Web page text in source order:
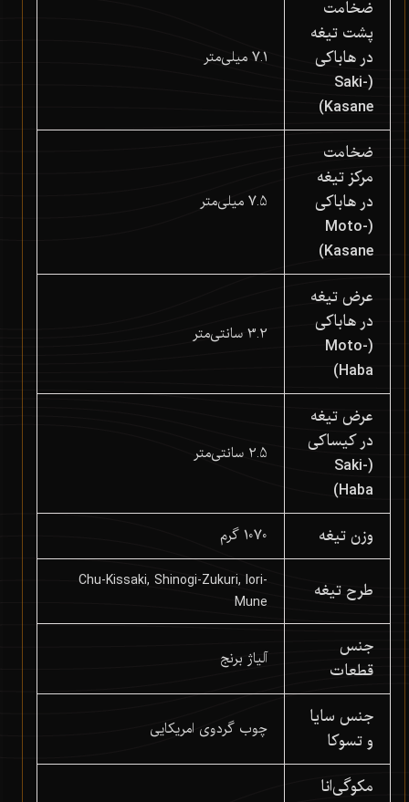
ضخامت
پشت تیغه
در هاباکی
(Saki-
Kasane)
7.1 میلی‌متر
ضخامت
مرکز تیغه
در هاباکی
(Moto-
Kasane)
7.5 میلی‌متر
عرض تیغه
در هاباکی
(Moto-
Haba)
3.2 سانتی‌متر
عرض تیغه
در کیساکی
(Saki-
Haba)
2.5 سانتی‌متر
وزن تیغه 1070 گرم
طرح تیغه
Chu-Kissaki, Shinogi-Zukuri, Iori-
Mune
جنس
قطعات
آلیاژ برنج
جنس سایا
و تسوکا
چوب گردوی امریکایی
مکوگی‌انا